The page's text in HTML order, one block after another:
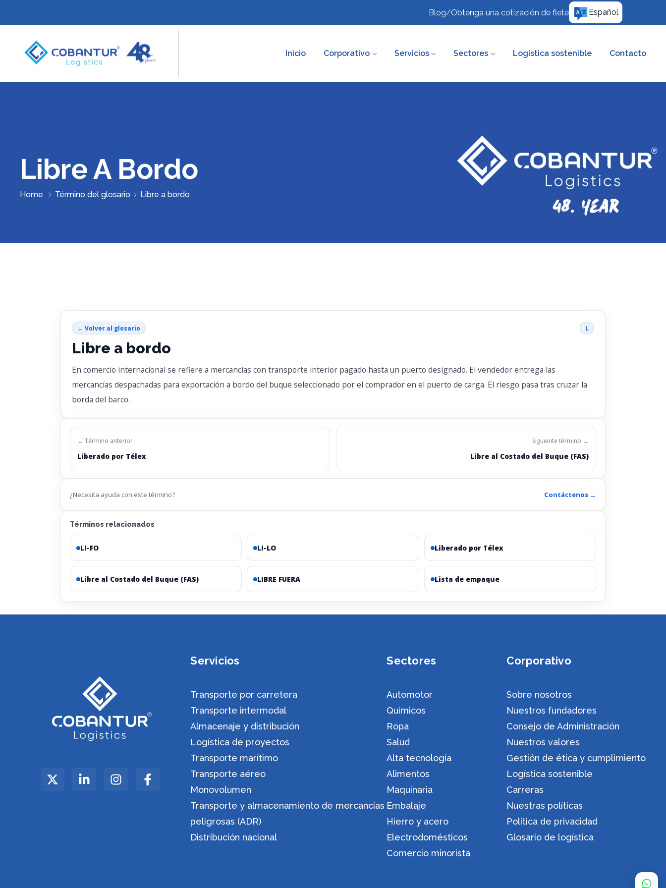
Blog/Obtenga una cotización de flete Español
Inicio Corporativo Servicios Sectores Logística sostenible Contacto
Libre A Bordo
Home Término del glosario Libre a bordo
← Volver al glosario L
Libre a bordo
En comercio internacional se refiere a mercancías con transporte interior pagado hasta un puerto designado. El vendedor entrega las
mercancías despachadas para exportación a bordo del buque seleccionado por el comprador en el puerto de carga. El riesgo pasa tras cruzar la
borda del barco.
← Término anterior
Liberado por Télex
Siguiente término →
Libre al Costado del Buque (FAS)
¿Necesita ayuda con este término? Contáctenos →
Términos relacionados
LI-FO LI-LO Liberado por Télex
Libre al Costado del Buque (FAS) LIBRE FUERA Lista de empaque
Servicios
Transporte por carretera
Transporte intermodal
Almacenaje y distribución
Logística de proyectos
Transporte marítimo
Transporte aéreo
Monovolumen
Transporte y almacenamiento de mercancías
peligrosas (ADR)
Distribución nacional
Sectores
Automotor
Químicos
Ropa
Salud
Alta tecnología
Alimentos
Maquinaria
Embalaje
Hierro y acero
Electrodomésticos
Comercio minorista
Corporativo
Sobre nosotros
Nuestros fundadores
Consejo de Administración
Nuestros valores
Gestión de ética y cumplimiento
Logística sostenible
Carreras
Nuestras políticas
Política de privacidad
Glosario de logística